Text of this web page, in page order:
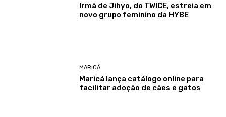
Irmã de Jihyo, do TWICE, estreia em
novo grupo feminino da HYBE
MARICÁ
Maricá lança catálogo online para
facilitar adoção de cães e gatos